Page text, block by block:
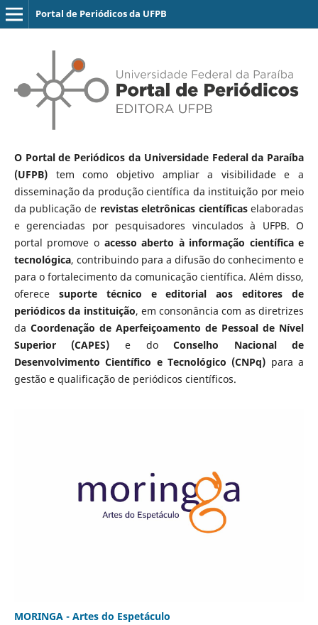
Portal de Periódicos da UFPB
O Portal de Periódicos da Universidade Federal da Paraíba
(UFPB)tem como objetivo ampliar a visibilidade e a
disseminação da produção científica da instituição por meio
da publicação de revistas eletrônicas científicaselaboradas
e gerenciadas por pesquisadores vinculados à UFPB. O
portal promove o acesso aberto à informação científica e
tecnológica, contribuindo para a difusão do conhecimento e
para o fortalecimento da comunicação científica. Além disso,
oferece suporte técnico e editorial aos editores de
periódicos da instituição, em consonância com as diretrizes
da Coordenação de Aperfeiçoamento de Pessoal de Nível
Superior (CAPES) e doConselho Nacional de
Desenvolvimento Científico e Tecnológico (CNPq) para a
gestão e qualificação de periódicos científicos.
MORINGA - Artes do Espetáculo